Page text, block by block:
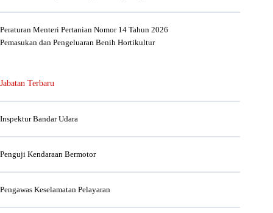
Peraturan Menteri Pertanian Nomor 14 Tahun 2026
Pemasukan dan Pengeluaran Benih Hortikultur
Jabatan Terbaru
Inspektur Bandar Udara
Penguji Kendaraan Bermotor
Pengawas Keselamatan Pelayaran